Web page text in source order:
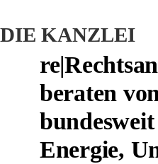
DIE KANZLEI
beraten
Energie,